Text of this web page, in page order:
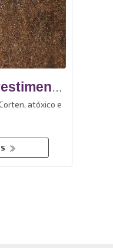
atóxico e